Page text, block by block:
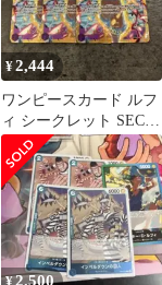
¥2,444
ワンピースカード ルフ
ィ シークレット SEC
OP09-1193枚
¥2,500